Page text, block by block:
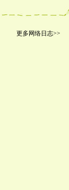
更多网络日志>>